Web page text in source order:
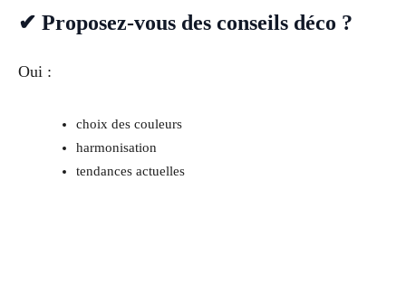
✔ Proposez-vous des conseils déco ?
Oui :
choix des couleurs
harmonisation
tendances actuelles